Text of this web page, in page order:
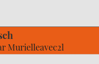
Murielleavec2l